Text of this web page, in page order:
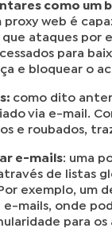
como um
proxy web é
que ataques por
para
e bloquear o
como dito
via e-mail.
e roubados,
e-mails: uma
de listas
exemplo, um
mails, onde
para